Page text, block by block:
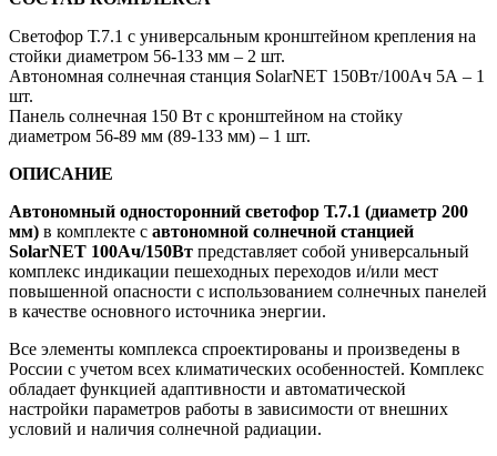
Светофор Т.7.1 с универсальным кронштейном крепления на
стойки диаметром 56-133 мм – 2 шт.
Автономная солнечная станция SolarNET 150Вт/100Ач 5А – 1
шт.
Панель солнечная 150 Вт с кронштейном на стойку
диаметром 56-89 мм (89-133 мм) – 1 шт.
ОПИСАНИЕ
Автономный односторонний светофор Т.7.1 (диаметр 200
мм) в комплекте с автономной солнечной станцией
SolarNET 100Ач/150Вт представляет собой универсальный
комплекс индикации пешеходных переходов и/или мест
повышенной опасности с использованием солнечных панелей
в качестве основного источника энергии.
Все элементы комплекса спроектированы и произведены в
России с учетом всех климатических особенностей. Комплекс
обладает функцией адаптивности и автоматической
настройки параметров работы в зависимости от внешних
условий и наличия солнечной радиации.